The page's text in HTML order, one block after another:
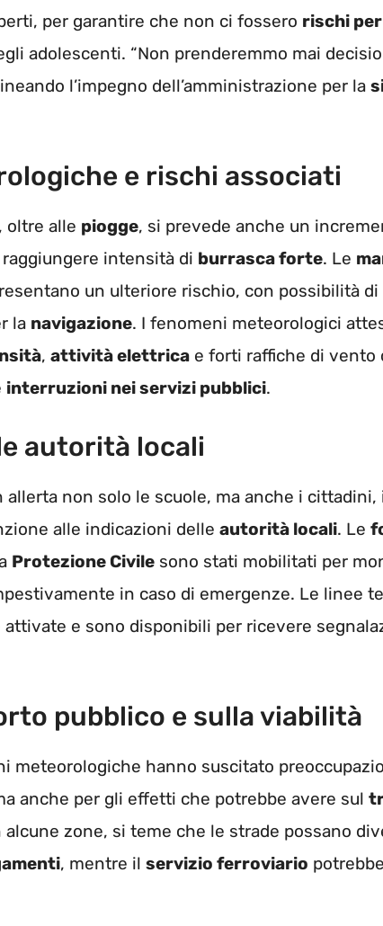
per garantire che non ci fossero rischi
adolescenti. “Non prenderemmo mai
l’impegno dell’amministrazione per la
e rischi associati
oltre alle piogge, si prevede anche un
intensità di burrasca forte. Le
un ulteriore rischio, con possibilità di
la navigazione. I fenomeni meteorologici
, attività elettrica e forti raffiche di vento
interruzioni nei servizi pubblici.
autorità locali
allerta non solo le scuole, ma anche i cittadini,
alle indicazioni delle autorità locali. Le
Protezione Civile sono stati mobilitati per
in caso di emergenze. Le linee
e sono disponibili per ricevere
pubblico e sulla viabilità
meteorologiche hanno suscitato
anche per gli effetti che potrebbe avere sul
alcune zone, si teme che le strade possano
, mentre il servizio ferroviario